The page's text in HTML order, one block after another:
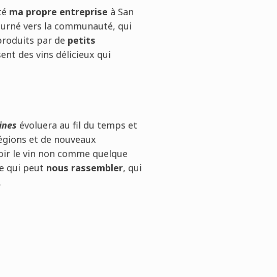
ma propre entreprise à San
vers la communauté, qui
par de petits
des vins délicieux qui
évoluera au fil du temps et
et de nouveaux
le vin non comme quelque
qui peut nous rassembler, qui